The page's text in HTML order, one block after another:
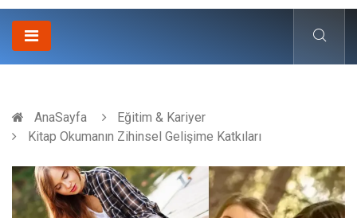
AnaSayfa
Eğitim & Kariyer
Kitap Okumanın Zihinsel Gelişime Katkıları